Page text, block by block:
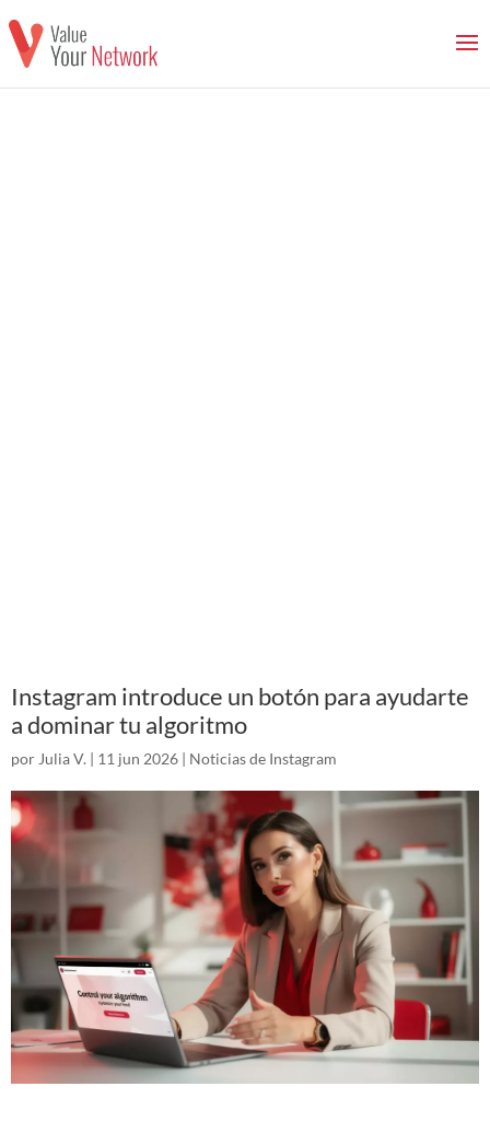
Instagram introduce un botón para ayudarte
a dominar tu algoritmo
por Julia V. | 11 jun 2026 | Noticias de Instagram